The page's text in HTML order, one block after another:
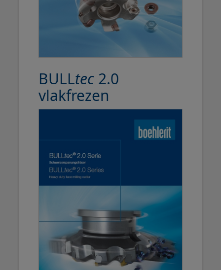
BULLtec 2.0
vlakfrezen